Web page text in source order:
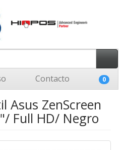
Contacto 0
Asus ZenScreen
Full HD/ Negro